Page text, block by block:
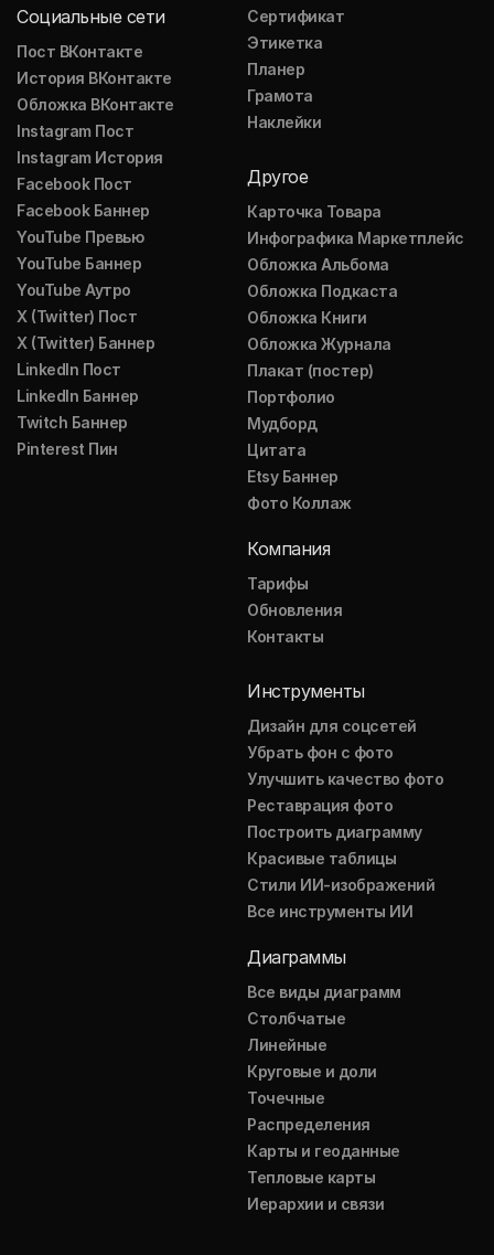
Социальные сети
Пост ВКонтакте
История ВКонтакте
Обложка ВКонтакте
Instagram Пост
Instagram История
Facebook Пост
Facebook Баннер
YouTube Превью
YouTube Баннер
YouTube Аутро
X (Twitter) Пост
X (Twitter) Баннер
LinkedIn Пост
LinkedIn Баннер
Twitch Баннер
Pinterest Пин
Сертификат
Этикетка
Планер
Грамота
Наклейки
Другое
Карточка Товара
Инфографика Маркетплейс
Обложка Альбома
Обложка Подкаста
Обложка Книги
Обложка Журнала
Плакат (постер)
Портфолио
Мудборд
Цитата
Etsy Баннер
Фото Коллаж
Компания
Тарифы
Обновления
Контакты
Инструменты
Дизайн для соцсетей
Убрать фон с фото
Улучшить качество фото
Реставрация фото
Построить диаграмму
Красивые таблицы
Стили ИИ-изображений
Все инструменты ИИ
Диаграммы
Все виды диаграмм
Столбчатые
Линейные
Круговые и доли
Точечные
Распределения
Карты и геоданные
Тепловые карты
Иерархии и связи